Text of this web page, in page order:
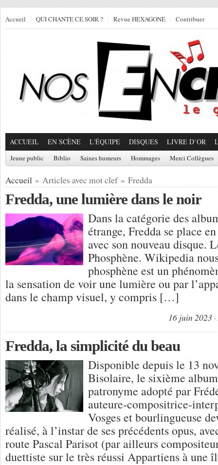
Accueil QUI CHANTE CE SOIR ? Revue HEXAGONE Contribuer
ACCUEIL EN SCÈNE L'ÉQUIPE DISQUES LIVRE D’OR
Jeune public Biblio Saines humeurs Hommages Merci Collègues
Accueil » Articles avec mot clef » Fredda
Fredda, une lumière dans le noir
Dans la catégorie des
étrange, Fredda se place
avec son nouveau disque.
Phosphène. Wikipedia
phosphène est un
la sensation de voir une lumière ou par
dans le champ visuel, y compris […]
16 juin 2023
Fredda, la simplicité du beau
Disponible depuis le 13
Bisolaire, le sixième
patronyme adopté par
auteure-compositrice-
Vosges et bourlingueuse
réalisé, à l’instar de ses précédents opus,
route Pascal Parisot (par ailleurs
duettiste sur le très réussi Appartiens à